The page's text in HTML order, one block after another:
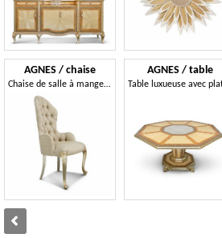
AGNES / chaise
Chaise de salle à manger confortable de style classique
AGNES / table